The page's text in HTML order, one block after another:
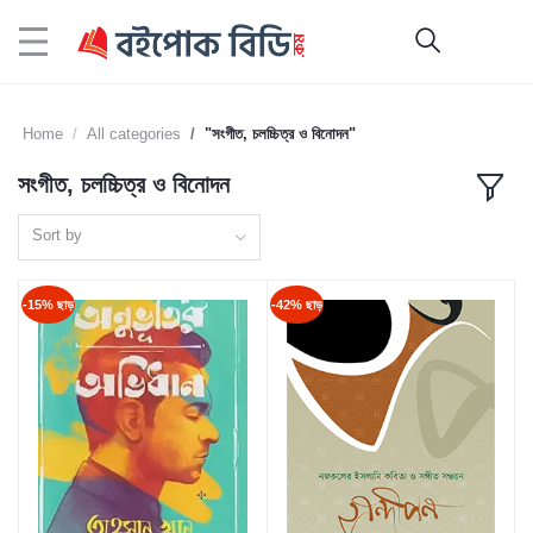
Home All categories "সংগীত, চলচ্চিত্র ও বিনোদন"
সংগীত, চলচ্চিত্র ও বিনোদন
Sort by
-15% ছাড় -42% ছাড়